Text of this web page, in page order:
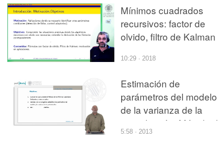
Mínimos cuadrados
recursivos: factor de
olvido, filtro de Kalman
10:29 · 2018
Estimación de
parámetros del
de la varianza de la
perturbación. Método
los mínimos cuadrados
5:58 · 2013